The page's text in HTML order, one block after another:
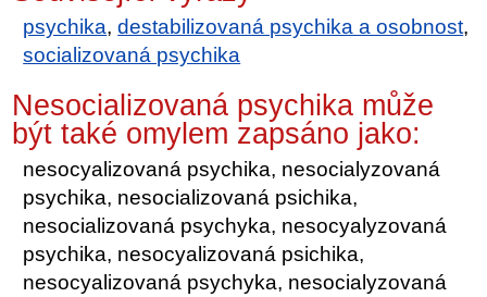
psychika,destabilizovaná psychika a osobnost,
socializovaná psychika
Nesocializovaná psychika může
být také omylem zapsáno jako:
nesocyalizovaná psychika, nesocialyzovaná
psychika, nesocializovaná psichika,
nesocializovaná psychyka, nesocyalyzovaná
psychika, nesocyalizovaná psichika,
nesocyalizovaná psychyka, nesocialyzovaná